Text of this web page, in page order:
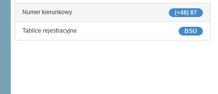
(+48) 87
Numer kierunkowy
BSU
Tablice rejestracyjne